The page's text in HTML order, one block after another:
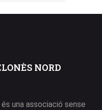
NORD
una associació sense